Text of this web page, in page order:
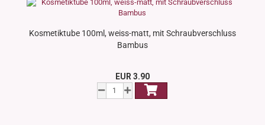
Kosmetiktube 100ml, weiss-matt, mit Schraubverschluss
Bambus
EUR 3.90